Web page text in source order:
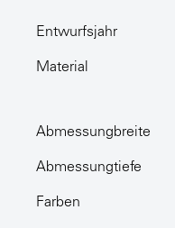
Entwurfsjahr
Material
Abmessungbreite
Abmessungtiefe
Farben